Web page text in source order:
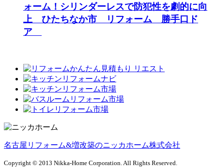
ォーム！シリンダーレスで防犯性を劇的に向
上 ひたちなか市 リフォーム 勝手口ド
ア
名古屋リフォーム&増改築のニッカホーム株式会社
Copyright © 2013 Nikka-Home Corporation. All Rights Reserved.